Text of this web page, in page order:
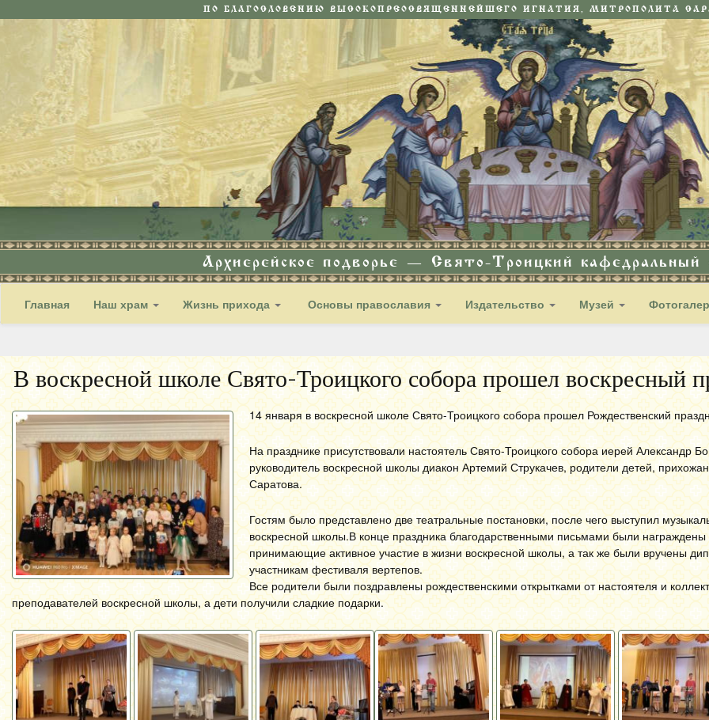
ПО БЛАГОСЛОВЕНИЮ ВЫСОКОПРЕОСВЯЩЕННЕЙШЕГО ИГНАТИЯ, МИТРОПОЛИТА
Архиерейское подворье — Свято-Троицкий кафедральный
Главная Наш храм Жизнь прихода Основы православия Издательство Музей
В воскресной школе Свято-Троицкого собора прошел воскресный
14 января в воскресной школе Свято-Троицкого собора прошел Рождественский
На празднике присутствовали настоятель Свято-Троицкого собора иерей Александр
руководитель воскресной школы диакон Артемий Струкачев, родители детей,
Саратова.
Гостям было представлено две театральные постановки, после чего выступил
воскресной школы.В конце праздника благодарственными письмами были награждены
принимающие активное участие в жизни воскресной школы, а так же были вручены
участникам фестиваля вертепов.
Все родители были поздравлены рождественскими открытками от настоятеля и
преподавателей воскресной школы, а дети получили сладкие подарки.